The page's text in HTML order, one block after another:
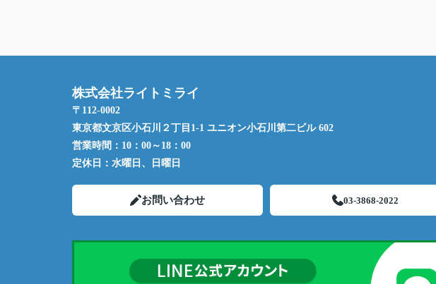
株式会社ライトミライ
〒112-0002
東京都文京区小石川２丁目1-1 ユニオン小石川第二ビル 602
営業時間： 10：00～18：00
定休日： 水曜日、日曜日
お問い合わせ 03-3868-2022